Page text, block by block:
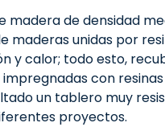
madera de densidad
maderas unidas por
y calor; todo esto,
con
un tablero muy
proyectos.